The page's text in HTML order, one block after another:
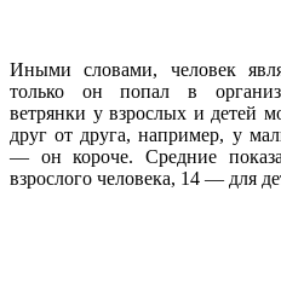
Иными словами, человек
только он попал в
ветрянки у взрослых и детей
друг от друга, например, у
— он короче. Средние
взрослого человека, 14 — для